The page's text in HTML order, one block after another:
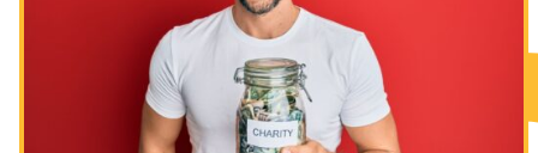
Los ayunos por la destrucción del Templo